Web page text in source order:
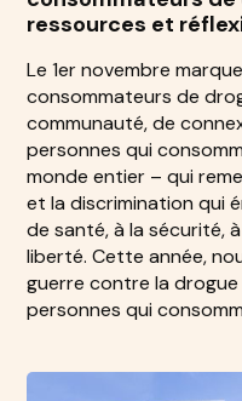
ressources et
Le 1er novembre
consommateurs de
communauté, de
personnes qui
monde entier – qui
et la discrimination qui
de santé, à la sécurité,
liberté. Cette année,
guerre contre la
personnes qui